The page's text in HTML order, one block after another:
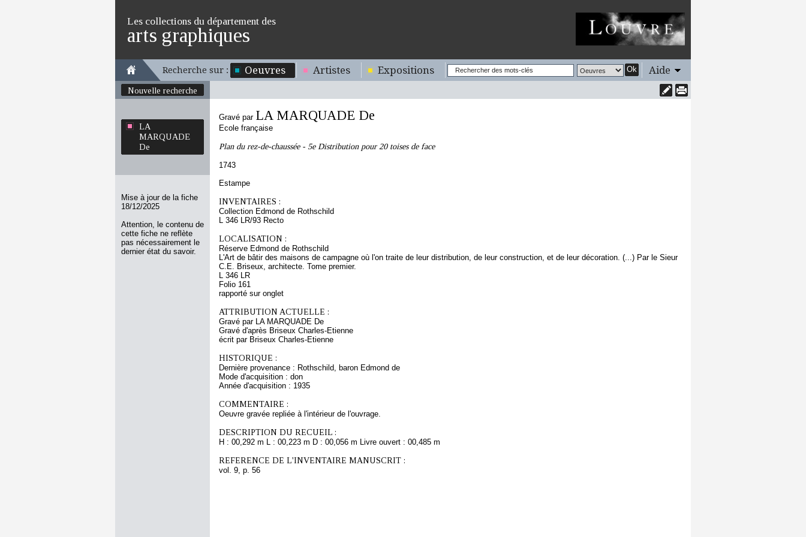
Les collections du département des
arts graphiques
Recherche sur : Oeuvres Artistes Expositions Ok Aide
Nouvelle recherche
LA
MARQUADE
De
Mise à jour de la fiche
18/12/2025
Attention, le contenu de
cette fiche ne reflète
pas nécessairement le
dernier état du savoir.
Gravé par LA MARQUADE De
Ecole française
Plan du rez-de-chaussée - 5e Distribution pour 20 toises de face
1743
Estampe
INVENTAIRES :
Collection Edmond de Rothschild
L 346 LR/93 Recto
LOCALISATION :
Réserve Edmond de Rothschild
L'Art de bâtir des maisons de campagne où l'on traite de leur distribution, de leur construction, et de leur décoration. (...) Par le Sieur
C.E. Briseux, architecte. Tome premier.
L 346 LR
Folio 161
rapporté sur onglet
ATTRIBUTION ACTUELLE :
Gravé par LA MARQUADE De
Gravé d'après Briseux Charles-Etienne
écrit par Briseux Charles-Etienne
HISTORIQUE :
Dernière provenance : Rothschild, baron Edmond de
Mode d'acquisition : don
Année d'acquisition : 1935
COMMENTAIRE :
Oeuvre gravée repliée à l'intérieur de l'ouvrage.
DESCRIPTION DU RECUEIL :
H : 00,292 m L : 00,223 m D : 00,056 m Livre ouvert : 00,485 m
REFERENCE DE L'INVENTAIRE MANUSCRIT :
vol. 9, p. 56